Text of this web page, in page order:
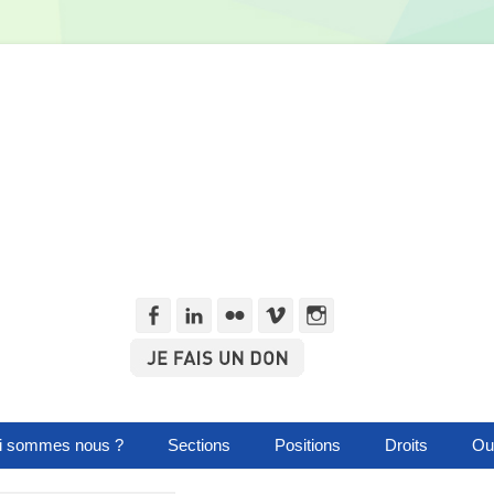
FacebookLinkedln
FlickrVimeoInstagram
sommes nous ? Sections Positions Droits